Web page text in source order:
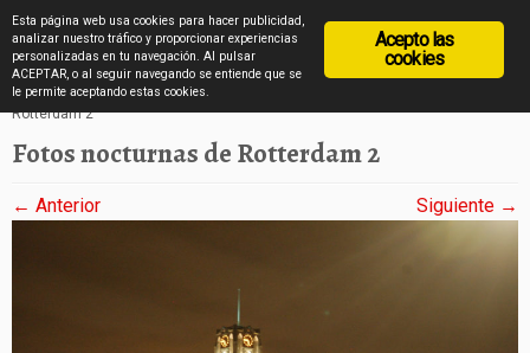
Saltar
al
contenido
diarioviajero.es
Inicio » Rotterdam por la noche en imágenes
Rotterdam 2
Fotos nocturnas de Rotterdam 2
← Anterior Siguiente →
Acepto las
cookies
Esta página web usa cookies para hacer publicidad,
analizar nuestro tráfico y proporcionar experiencias
personalizadas en tu navegación. Al pulsar
ACEPTAR, o al seguir navegando se entiende que se
le permite aceptando estas cookies.